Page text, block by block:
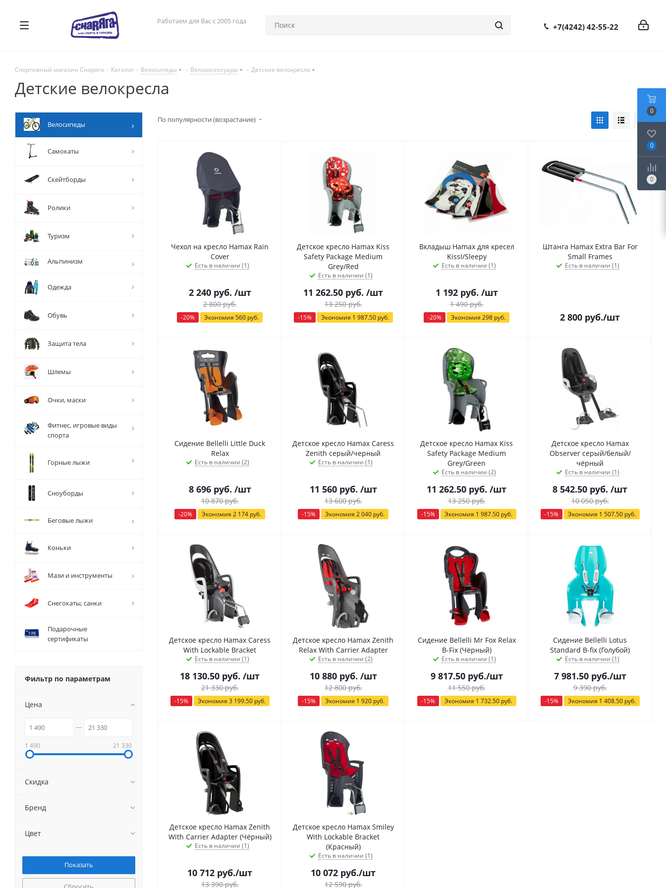
Работаем для Вас с 2005 года
+7(4242) 42-55-22
Спортивный магазин Снаряга - Каталог - Велосипеды - Велоаксессуары - Детские велокресла
Детские велокресла
По популярности (возрастание)
Чехол на кресло Hamax Rain
Cover
Есть в наличии (1)
2 240руб. /шт
2 800руб.
-20% Экономия 560 руб.
Детское кресло Hamax Kiss
Safety Package Medium
Grey/Red
Есть в наличии (1)
11 262.50 руб. /шт
13 250руб.
-15% Экономия 1 987.50руб.
Вкладыш Hamax для кресел
KissI/Sleepy
Есть в наличии (1)
1 192руб. /шт
1 490руб.
-20% Экономия 298 руб.
Штанга Hamax Extra Bar For
Small Frames
Есть в наличии (1)
2 800 руб./шт
Сидение Bellelli Little Duck
Relax
Есть в наличии (2)
8 696руб. /шт
10 870руб.
-20% Экономия 2 174 руб.
Детское кресло Hamax Caress
Zenith серый/черный
Есть в наличии (1)
11 560руб. /шт
13 600руб.
-15% Экономия 2 040 руб.
Детское кресло Hamax Kiss
Safety Package Medium
Grey/Green
Есть в наличии (2)
11 262.50 руб. /шт
13 250руб.
-15% Экономия 1 987.50руб.
Детское кресло Hamax
Observer серый/белый/
чёрный
Есть в наличии (1)
8 542.50 руб. /шт
10 050руб.
-15% Экономия 1 507.50руб.
Детское кресло Hamax Caress
With Lockable Bracket
Есть в наличии (1)
18 130.50 руб. /шт
21 330руб.
-15% Экономия 3 199.50руб.
Детское кресло Hamax Zenith
Relax With Carrier Adapter
Есть в наличии (2)
10 880руб. /шт
12 800руб.
-15% Экономия 1 920 руб.
Сидение Bellelli Mr Fox Relax
B-Fix (Чёрный)
Есть в наличии (1)
9 817.50руб./шт
11 550руб.
-15% Экономия 1 732.50руб.
Сидение Bellelli Lotus
Standard B-fix (Голубой)
Есть в наличии (1)
7 981.50руб./шт
9 390руб.
-15% Экономия 1 408.50руб.
Детское кресло Hamax Zenith
With Carrier Adapter (Чёрный)
Есть в наличии (1)
10 712 руб./шт
13 390руб.
Детское кресло Hamax Smiley
With Lockable Bracket
(Красный)
Есть в наличии (1)
10 072 руб./шт
12 590руб.
Велосипеды
Самокаты
Скейтборды
Ролики
Туризм
Альпинизм
Одежда
Обувь
Защита тела
Шлемы
Очки, маски
Фитнес, игровые виды
спорта
Горные лыжи
Сноуборды
Беговые лыжи
Коньки
Мази и инструменты
Снегокаты, санки
Подарочные
сертификаты
Фильтр по параметрам
Цена
1 490 21 330
Скидка
Бренд
Цвет
0
0
0